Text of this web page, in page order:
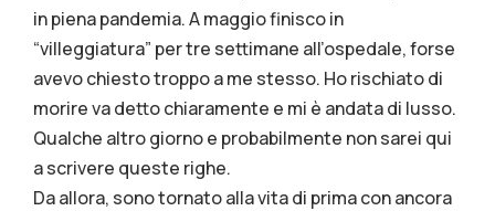
in piena pandemia. A maggio finisco in
“villeggiatura” per tre settimane all’ospedale, forse
avevo chiesto troppo a me stesso. Ho rischiato di
morire va detto chiaramente e mi è andata di lusso.
Qualche altro giorno e probabilmente non sarei qui
a scrivere queste righe.
Da allora, sono tornato alla vita di prima con ancora